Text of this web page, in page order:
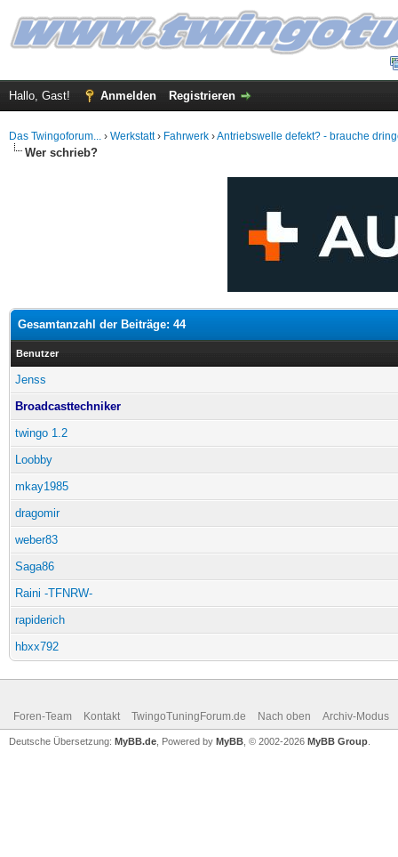
Hallo, Gast! Anmelden Registrieren
Das Twingoforum... › Werkstatt› Fahrwerk ›Antriebswelle defekt? - brauche
Wer schrieb?
Gesamtanzahl der Beiträge: 44
Benutzer
Jenss
Broadcasttechniker
twingo 1.2
Loobby
mkay1985
dragomir
weber83
Saga86
Raini -TFNRW-
rapiderich
hbxx792
Foren-Team Kontakt TwingoTuningForum.de Nach oben Archiv-Modus
Deutsche Übersetzung: MyBB.de , Powered by MyBB , © 2002-2026 MyBB Group